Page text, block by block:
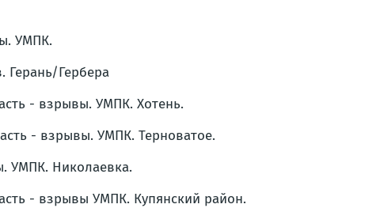
УМПК.
Герань/Гербера
- взрывы. УМПК. Хотень.
- взрывы. УМПК. Терноватое.
УМПК. Николаевка.
- взрывы УМПК. Купянский район.